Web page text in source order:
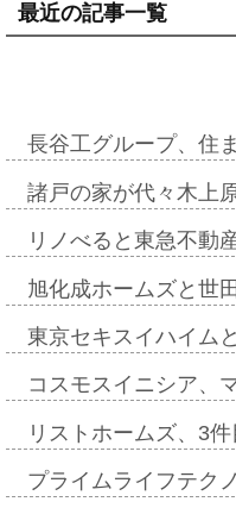
最近の記事一覧
長谷工グループ、住
諸戸の家が代々木上
リノべると東急不動
旭化成ホームズと世
東京セキスイハイム
コスモスイニシア、
リストホームズ、3
プライムライフテク